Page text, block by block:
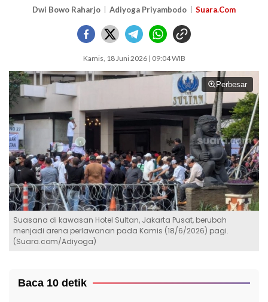
Dwi Bowo Raharjo Adiyoga Priyambodo Suara.Com
Kamis, 18 Juni 2026 | 09:04 WIB
Perbesar
Suasana di kawasan Hotel Sultan, Jakarta Pusat, berubah
menjadi arena perlawanan pada Kamis (18/6/2026) pagi.
(Suara.com/Adiyoga)
Baca 10 detik